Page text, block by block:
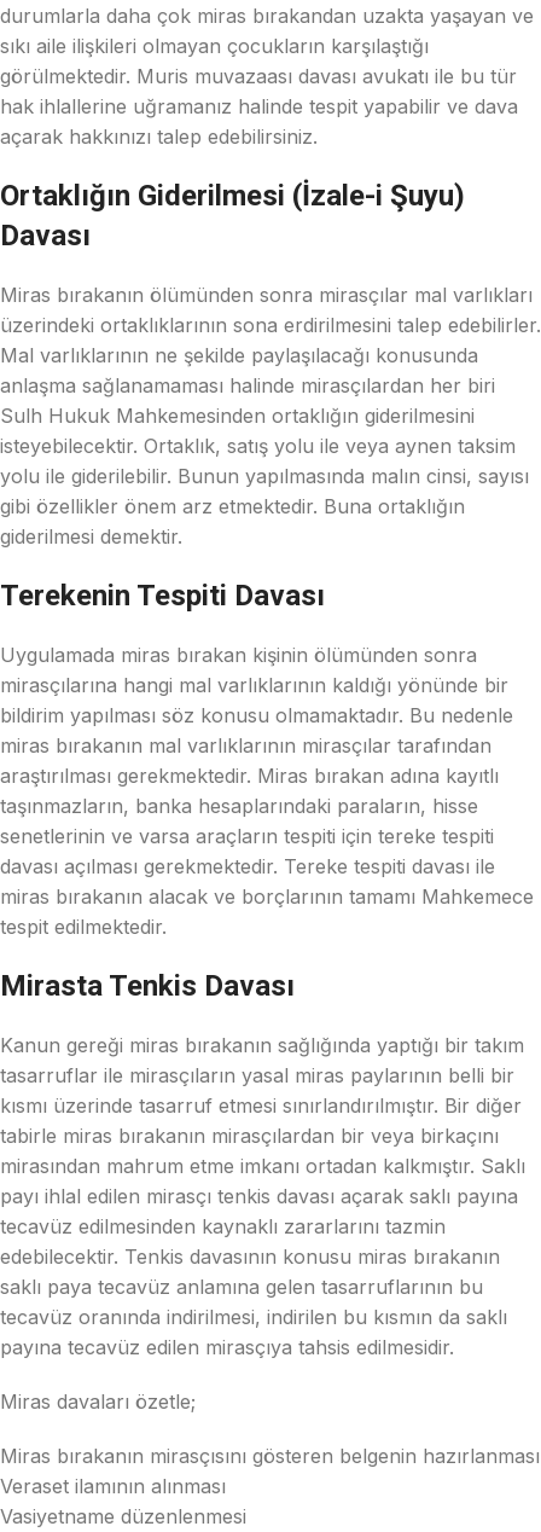
durumlarla daha çok miras bırakandan uzakta yaşayan ve
sıkı aile ilişkileri olmayan çocukların karşılaştığı
görülmektedir. Muris muvazaası davası avukatı ile bu tür
hak ihlallerine uğramanız halinde tespit yapabilir ve dava
açarak hakkınızı talep edebilirsiniz.
Ortaklığın Giderilmesi (İzale-i Şuyu)
Davası
Miras bırakanın ölümünden sonra mirasçılar mal varlıkları
üzerindeki ortaklıklarının sona erdirilmesini talep edebilirler.
Mal varlıklarının ne şekilde paylaşılacağı konusunda
anlaşma sağlanamaması halinde mirasçılardan her biri
Sulh Hukuk Mahkemesinden ortaklığın giderilmesini
isteyebilecektir. Ortaklık, satış yolu ile veya aynen taksim
yolu ile giderilebilir. Bunun yapılmasında malın cinsi, sayısı
gibi özellikler önem arz etmektedir. Buna ortaklığın
giderilmesi demektir.
Terekenin Tespiti Davası
Uygulamada miras bırakan kişinin ölümünden sonra
mirasçılarına hangi mal varlıklarının kaldığı yönünde bir
bildirim yapılması söz konusu olmamaktadır. Bu nedenle
miras bırakanın mal varlıklarının mirasçılar tarafından
araştırılması gerekmektedir. Miras bırakan adına kayıtlı
taşınmazların, banka hesaplarındaki paraların, hisse
senetlerinin ve varsa araçların tespiti için tereke tespiti
davası açılması gerekmektedir. Tereke tespiti davası ile
miras bırakanın alacak ve borçlarının tamamı Mahkemece
tespit edilmektedir.
Mirasta Tenkis Davası
Kanun gereği miras bırakanın sağlığında yaptığı bir takım
tasarruflar ile mirasçıların yasal miras paylarının belli bir
kısmı üzerinde tasarruf etmesi sınırlandırılmıştır. Bir diğer
tabirle miras bırakanın mirasçılardan bir veya birkaçını
mirasından mahrum etme imkanı ortadan kalkmıştır. Saklı
payı ihlal edilen mirasçı tenkis davası açarak saklı payına
tecavüz edilmesinden kaynaklı zararlarını tazmin
edebilecektir. Tenkis davasının konusu miras bırakanın
saklı paya tecavüz anlamına gelen tasarruflarının bu
tecavüz oranında indirilmesi, indirilen bu kısmın da saklı
payına tecavüz edilen mirasçıya tahsis edilmesidir.
Miras davaları özetle;
Miras bırakanın mirasçısını gösteren belgenin hazırlanması
Veraset ilamının alınması
Vasiyetname düzenlenmesi